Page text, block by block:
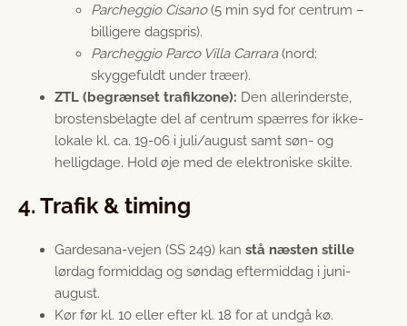
Parcheggio Cisano(5 min syd for centrum –
billigere dagspris).
Parcheggio Parco Villa Carrara(nord;
skyggefuldt under træer).
ZTL (begrænset trafikzone): Den allerinderste,
brostensbelagte del af centrum spærres for ikke-
lokale kl. ca. 19-06 i juli/august samt søn- og
helligdage. Hold øje med de elektroniske skilte.
4. Trafik & timing
Gardesana-vejen (SS 249) kan stå næsten stille
lørdag formiddag og søndag eftermiddag i juni-
august.
Kør før kl. 10 eller efter kl. 18 for at undgå kø.